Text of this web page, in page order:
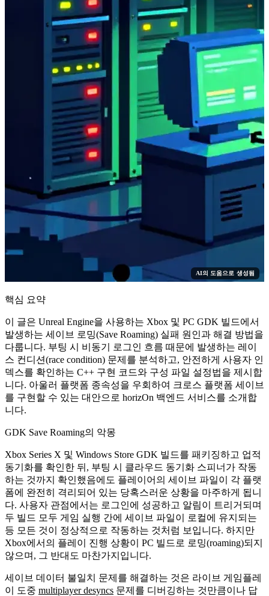
AI의 도움으로 생성됨
핵심 요약
이 글은 Unreal Engine을 사용하는 Xbox 및 PC GDK 빌드에서
발생하는 세이브 로밍(Save Roaming) 실패 원인과 해결 방법을
다룹니다. 부팅 시 비동기 로그인 흐름 때문에 발생하는 레이
스 컨디션(race condition) 문제를 분석하고, 안전하게 사용자 인
덱스를 확인하는 C++ 구현 코드와 구성 파일 설정법을 제시합
니다. 아울러 플랫폼 종속성을 우회하여 크로스 플랫폼 세이브
를 구현할 수 있는 대안으로 horizOn 백엔드 서비스를 소개합
니다.
GDK Save Roaming의 악몽
Xbox Series X 및 Windows Store GDK 빌드를 패키징하고 업적
동기화를 확인한 뒤, 부팅 시 클라우드 동기화 스피너가 작동
하는 것까지 확인했음에도 플레이어의 세이브 파일이 각 플랫
폼에 완전히 격리되어 있는 당혹스러운 상황을 마주하게 됩니
다. 사용자 관점에서는 로그인에 성공하고 알림이 트리거되며
두 빌드 모두 게임 실행 간에 세이브 파일이 로컬에 유지되는
등 모든 것이 정상적으로 작동하는 것처럼 보입니다. 하지만
Xbox에서의 플레이 진행 상황이 PC 빌드로 로밍(roaming)되지
않으며, 그 반대도 마찬가지입니다.
세이브 데이터 불일치 문제를 해결하는 것은 라이브 게임플레
이 도중 multiplayer desyncs 문제를 디버깅하는 것만큼이나 답